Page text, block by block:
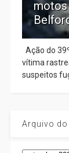
motos
Ação do
vítima
suspeitos
Arquivo do